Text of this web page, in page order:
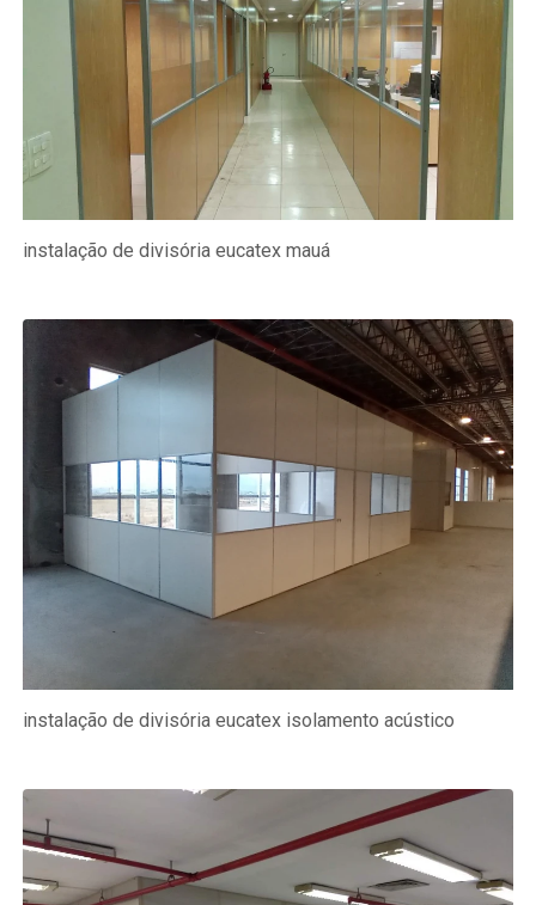
instalação de divisória eucatex mauá
instalação de divisória eucatex isolamento acústico